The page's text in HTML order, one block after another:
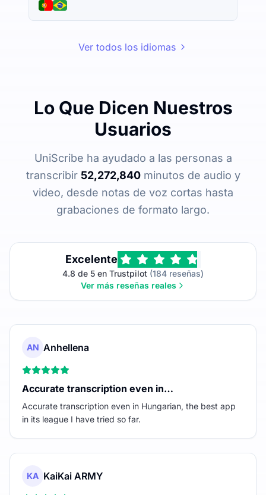
Ver todos los idiomas
Lo Que Dicen Nuestros
Usuarios
UniScribe ha ayudado a las personas a
transcribir 52,272,840minutos de audio y
video, desde notas de voz cortas hasta
grabaciones de formato largo.
Excelente
4.8 de 5 en Trustpilot (184 reseñas)
Ver más reseñas reales
AN Anhellena
Accurate transcription even in…
Accurate transcription even in Hungarian, the best app
in its league I have tried so far.
KA KaiKai ARMY